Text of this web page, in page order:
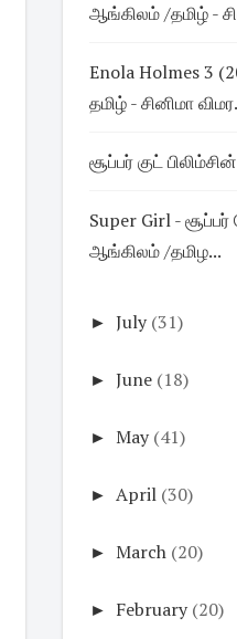
ஆங்கிலம் /தமிழ் -
Enola Holmes 3
தமிழ் - சினிமா
சூப்பர் குட்
Super Girl -
ஆங்கிலம் /தமிழ...
► July (31)
► June (18)
► May (41)
► April (30)
► March (20)
► February (20)